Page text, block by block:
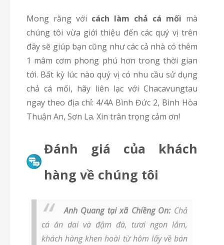
Mong rằng với cách làm chả cá mối mà
chúng tôi vừa giới thiệu đến các quý vị trên
đây sẽ giúp bạn cũng như các cả nhà có thêm
1 mâm cơm phong phú hơn trong thời gian
tới. Bất kỳ lúc nào quý vị có nhu cầu sử dụng
chả cá mối, hãy liên lạc với Chacavungtau
ngay theo địa chỉ: 4/4A Bình Đức 2, Bình Hòa
Thuận An, Sơn La. Xin trân trọng cảm ơn!
Đánh giá của khách
hàng về chúng tôi
Anh Quang tại xã Chiềng On: Chả
cá ăn dai và đậm đà, tươi ngon lắm,
khách hàng khen hoài từ hôm lấy về bán